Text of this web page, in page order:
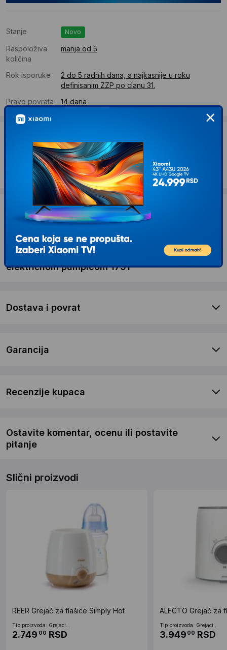
Stanje Novo
Raspoloživa
količina
manja od 5
Rok isporuke
2 do 5 radnih dana, a najkasnije u roku
definisanim ZZP po clanu 31.
Pravo povrata
14 dana
Standardna dostava se očekuje u roku od 2 do 5 radnih
Troskovi dostave 490 RSD
Želite li ponudu za firmu?
Opis proizvoda AVENT Set za dojenje sa
električnom pumpicom 1791
Dostava i povrat
Garancija
Recenzije kupaca
Ostavite komentar, ocenu ili postavite
pitanje
Slični proizvodi
REER Grejač za flašice Simply Hot
Tip proizvoda: Grejaci...
2.749 00 RSD
ALECTO Grejač za
Tip proizvoda: Grejaci...
3.949 00 RSD